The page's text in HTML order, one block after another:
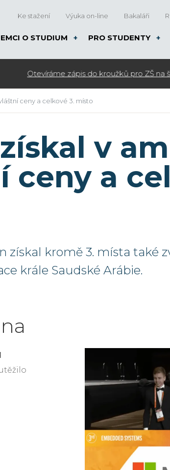
Ke stažení Výuka on-line Bakaláři
O STUDIUM PRO STUDENTY
ceny a celkové 3. místo
v
ceny a
získal kromě 3. místa také
krále Saudské Arábie.